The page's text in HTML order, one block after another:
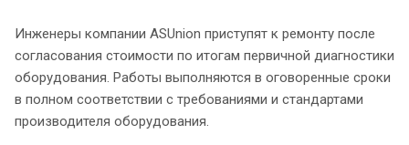
Инженеры компании ASUnion приступят к ремонту после
согласования стоимости по итогам первичной диагностики
оборудования. Работы выполняются в оговоренные сроки
в полном соответствии с требованиями и стандартами
производителя оборудования.